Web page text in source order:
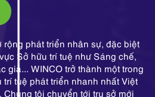
rộng phát triển nhân sự, đặc biệt
Sở hữu trí tuệ như Sáng chế,
giả... WINCO trở thành một trong
tuệ phát triển nhanh nhất Việt
tôi chuyển tới trụ sở mới